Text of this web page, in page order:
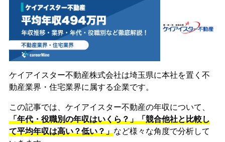
ケイアイスター不動産株式会社は埼玉県に本社を置く不
動産業界・住宅業界に属する企業です。
この記事では、ケイアイスター不動産の年収について、
「年代・役職別の年収はいくら？」「競合他社と比較し
て平均年収は高い？低い？」など様々な角度で分析して